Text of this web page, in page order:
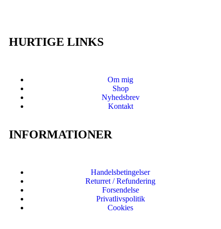
HURTIGE LINKS
Om mig
Shop
Nyhedsbrev
Kontakt
INFORMATIONER
Handelsbetingelser
Returret / Refundering
Forsendelse
Privatlivspolitik
Cookies